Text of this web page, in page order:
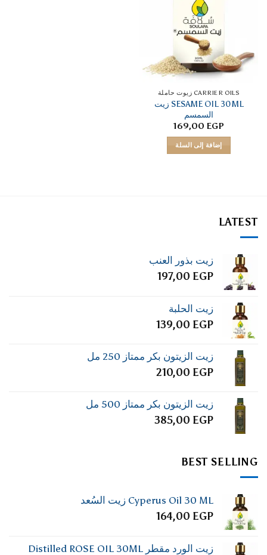
CARRIER OILS زيوت حاملة
SESAME OIL 30ML زيت
السمسم
169,00 EGP
إضافة إلى السلة
LATEST
زيت بذور العنب
197,00 EGP
زيت الحلبة
139,00 EGP
زيت الزيتون بكر ممتاز 250 مل
210,00 EGP
زيت الزيتون بكر ممتاز 500 مل
385,00 EGP
BEST SELLING
Cyperus Oil 30 ML زيت السُعد
164,00 EGP
زيت الورد مقطر Distilled ROSE OIL 30ML